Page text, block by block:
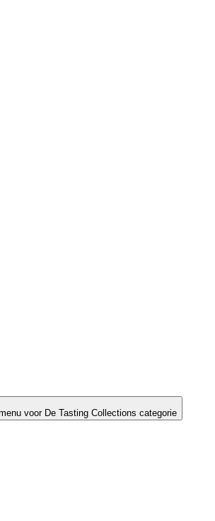
voor De Tasting Collections categorie